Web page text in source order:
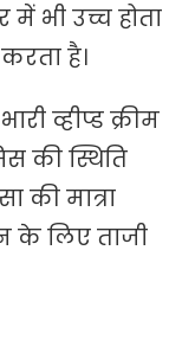
में भी उच्च होता
है।
व्हीप्ड क्रीम
की स्थिति
मात्रा
के लिए ताजी